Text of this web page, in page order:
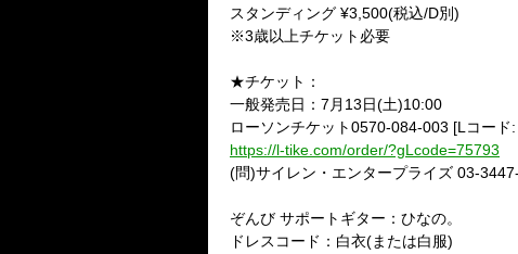
スタンディング ¥3,500(税込/D別)
※3歳以上チケット必要
★チケット：
一般発売日：7月13日(土)10:00
ローソンチケット0570-084-003 [Lコード
https://l-tike.com/order/?gLcode=75793
(問)サイレン・エンタープライズ 03-
ぞんび サポートギター：ひなの。
ドレスコード：白衣(または白服)